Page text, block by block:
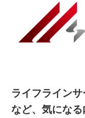
ライフライン
など、気になる